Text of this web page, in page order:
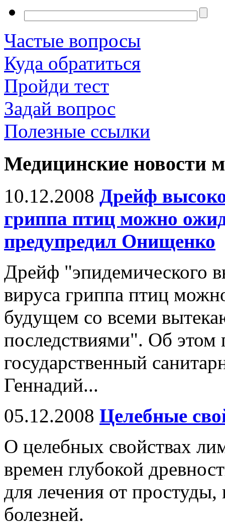
Частые вопросы
Куда обратиться
Пройди тест
Задай вопрос
Полезные ссылки
Медицинские новости
10.12.2008 Дрейф
гриппа птиц можно
предупредил Онищенко
Дрейф "эпидемического
вируса гриппа птиц
будущем со всеми
последствиями". Об этом
государственный
Геннадий...
05.12.2008 Целебные
О целебных свойствах
времен глубокой
для лечения от
болезней.